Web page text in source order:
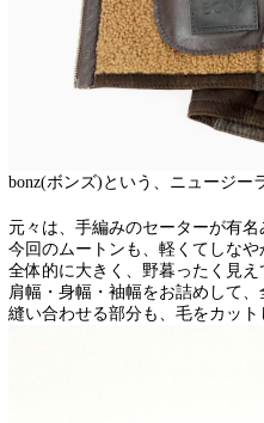
bonz(ボンズ)という、ニュージー
元々は、手編みのセーターが有名
今回のムートンも、軽くてしなや
全体的に大きく、野暮ったく見
肩幅・身幅・袖幅をお詰めして、
縫い合わせる部分も、毛をカット